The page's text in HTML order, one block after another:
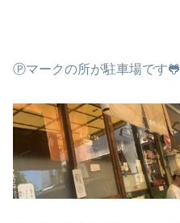
Ⓟマークの所が駐車場です🐸